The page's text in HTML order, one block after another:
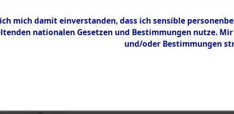
mich damit einverstanden, dass ich sensible
nationalen Gesetzen und Bestimmungen nutze.
und/oder Bestimmungen